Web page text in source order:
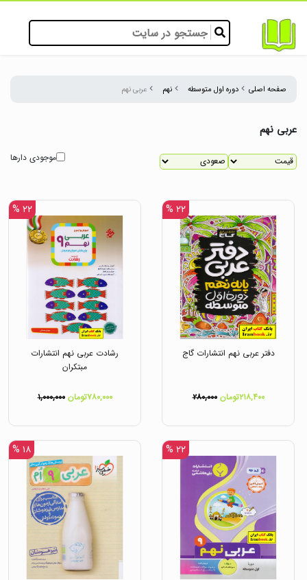
صفحه اصلی دوره اول متوسطه نهم عربی نهم
عربی نهم
موجودی دارها
۲۲ %
دفتر عربی نهم انتشارات گاج
۲۱۸,۴۰۰تومان ۲۸۰,۰۰۰
۲۲ %
رشادت عربی نهم انتشارات
مبتکران
۷۸۰,۰۰۰تومان ۱,۰۰۰,۰۰۰
۲۲ % ۱۸ %